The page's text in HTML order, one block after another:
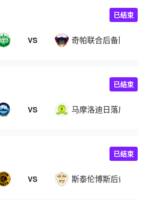
VS 奇帕联合后备队
已结束
VS 马摩洛迪日落后备队
已结束
VS 斯泰伦博斯后备队
已结束